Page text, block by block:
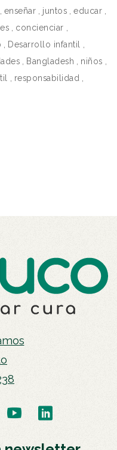
enseñar juntos educar
concienciar
Desarrollo infantil
Bangladesh niños
responsabilidad